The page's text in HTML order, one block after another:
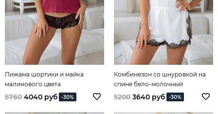
Пижама шортики и майка
малинового цвета
5760 4040 руб -30%
Комбинезон со шнуровкой на
спине бело-молочный
5200 3640 руб -30%